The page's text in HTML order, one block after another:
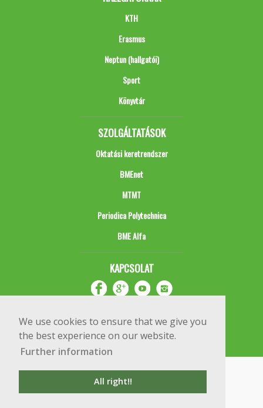
We use cookies to ensure that we give you
the best experience on our website.
Further information
All right!!
KTH
Erasmus
Neptun (hallgatói)
Sport
Könyvtár
SZOLGÁLTATÁSOK
Oktatási keretrendszer
BMEnet
MTMT
Periodica Polytechnica
BME Alfa
KAPCSOLAT
Copyright © 2020 BME Építőmérnöki Kar
1111 Budapest, Műegyetem rkp. 3.